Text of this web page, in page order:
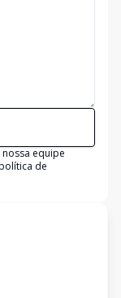
equipe
de